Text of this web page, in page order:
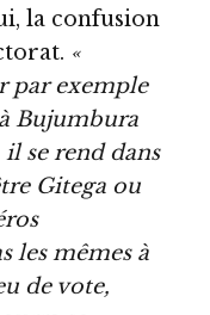
la confusion
«
par exemple
Bujumbura
se rend dans
Gitega ou
les mêmes à
de vote,